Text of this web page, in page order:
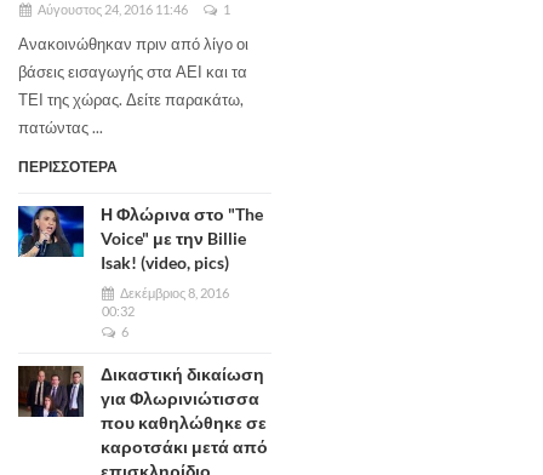
Αύγουστος 24, 2016 11:46 1
Ανακοινώθηκαν πριν από λίγο οι
βάσεις εισαγωγής στα ΑΕΙ και τα
ΤΕΙ της χώρας. Δείτε παρακάτω,
πατώντας ...
ΠΕΡΙΣΣΟΤΕΡΑ
Η Φλώρινα στο "The
Voice" με την Billie
Isak! (video, pics)
Δεκέμβριος 8, 2016
00:32
6
Δικαστική δικαίωση
για Φλωρινιώτισσα
που καθηλώθηκε σε
καροτσάκι μετά από
επισκληρίδιο